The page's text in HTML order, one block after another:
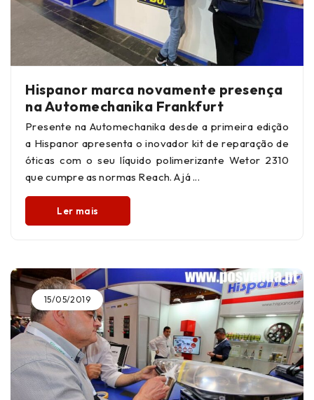
Hispanor marca novamente presença
na Automechanika Frankfurt
Presente na Automechanika desde a primeira edição
a Hispanor apresenta o inovador kit de reparação de
óticas com o seu líquido polimerizante Wetor 2310
que cumpre as normas Reach. A já
Ler mais
15/05/2019